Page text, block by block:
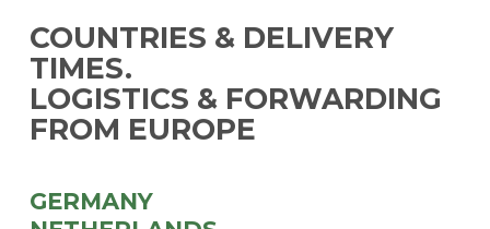
COUNTRIES & DELIVERY
TIMES.
LOGISTICS & FORWARDING
FROM EUROPE
GERMANY